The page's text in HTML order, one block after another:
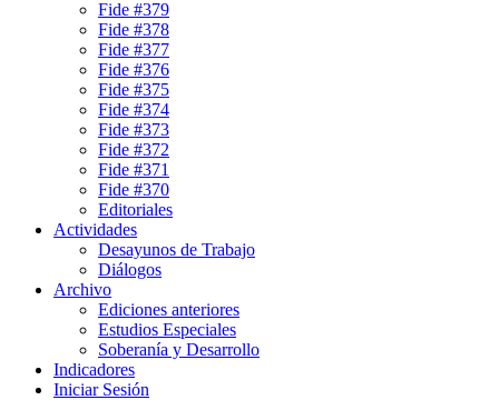
Fide #379
Fide #378
Fide #377
Fide #376
Fide #375
Fide #374
Fide #373
Fide #372
Fide #371
Fide #370
Editoriales
Actividades
Desayunos de Trabajo
Diálogos
Archivo
Ediciones anteriores
Estudios Especiales
Soberanía y Desarrollo
Indicadores
Iniciar Sesión